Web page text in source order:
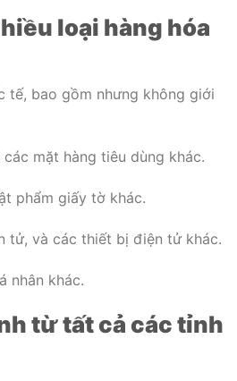
loại hàng hóa
tế, bao gồm nhưng không giới
mặt hàng tiêu dùng khác.
phẩm giấy tờ khác.
tử, và các thiết bị điện tử khác.
nhân khác.
từ tất cả các tỉnh